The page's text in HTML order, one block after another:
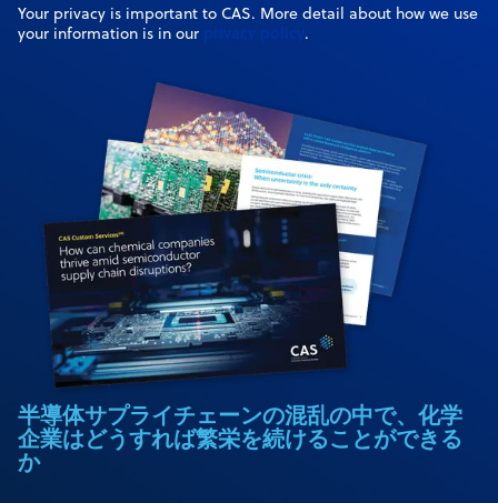
Your privacy is important to CAS. More detail about how we use
your information is in our privacy policy.
半導体サプライチェーンの混乱の中で、化学
企業はどうすれば繁栄を続けることができる
か